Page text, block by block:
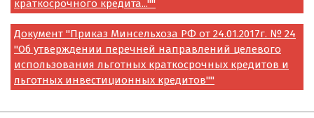
краткосрочного кредита...""
Документ "Приказ Минсельхоза РФ от 24.01.2017г. № 24
"Об утверждении перечней направлений целевого
использования льготных краткосрочных кредитов и
льготных инвестиционных кредитов""